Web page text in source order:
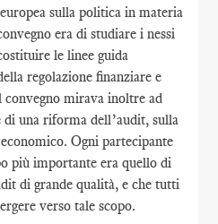
sulla politica in materia
era di studiare i nessi
le linee guida
regolazione finanziare e
mirava inoltre ad
di una riforma dell’audit, sulla
Ogni partecipante
più importante era quello di
di grande qualità, e che tutti
verso tale scopo.